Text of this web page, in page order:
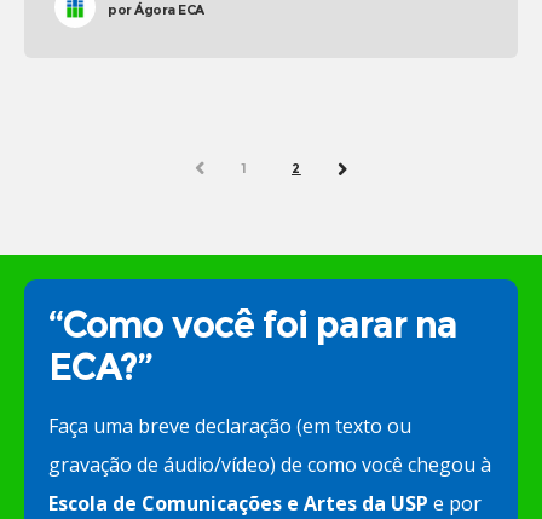
porÁgora ECA
PREV1 2 NEXT
“Como você foi parar na
ECA?”
Faça uma breve declaração (em texto ou
gravação de áudio/vídeo) de como você chegou à
Escola de Comunicações e Artes da USP e por